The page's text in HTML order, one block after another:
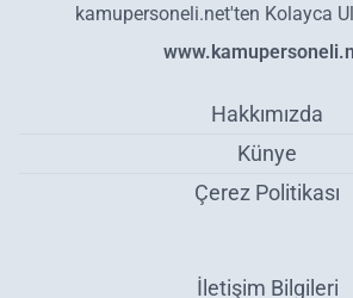
kamupersoneli.net'ten Kolayca
Hakkımızda
Künye
Çerez Politikası
İletişim Bilgileri